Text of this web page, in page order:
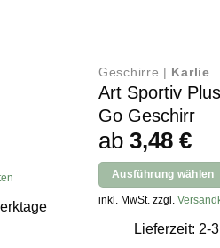
2,39 €.
Geschirre | Karlie
Art Sportiv
Go Geschirr
ab3,48€
Ausführung wählen
Dieses
inkl. MwSt. zzgl.
Lieferzeit: 2-